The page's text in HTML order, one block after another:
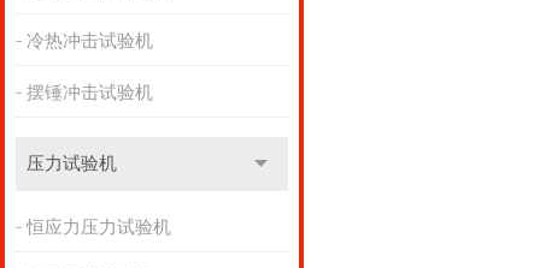
冷热冲击试验机
摆锤冲击试验机
压力试验机
恒应力压力试验机